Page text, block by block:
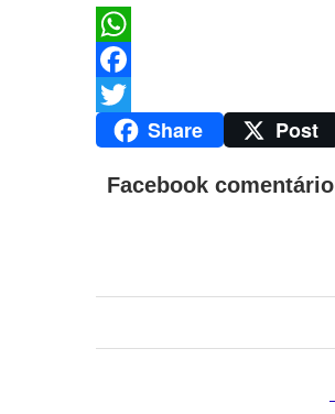
WhatsApp
Facebook
Twitter Share Post
Facebook comentário